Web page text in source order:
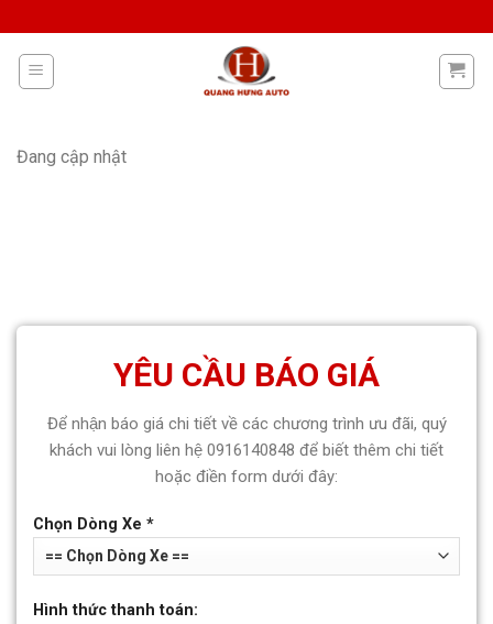
to
content
Đang cập nhật
YÊU CẦU BÁO GIÁ
Để nhận báo giá chi tiết về các chương trình ưu đãi, quý
khách vui lòng liên hệ 0916140848 để biết thêm chi tiết
hoặc điền form dưới đây:
Chọn Dòng Xe *
Hình thức thanh toán: